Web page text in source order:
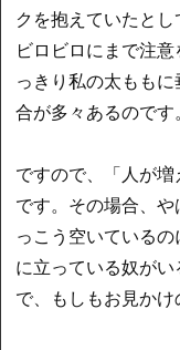
クを抱えていたと
ビロビロにまで注
っきり私の太もも
合が多々あるのです。
ですので、「人が
です。その場合、
っこう空いている
に立っている奴が
で、もしもお見かけ